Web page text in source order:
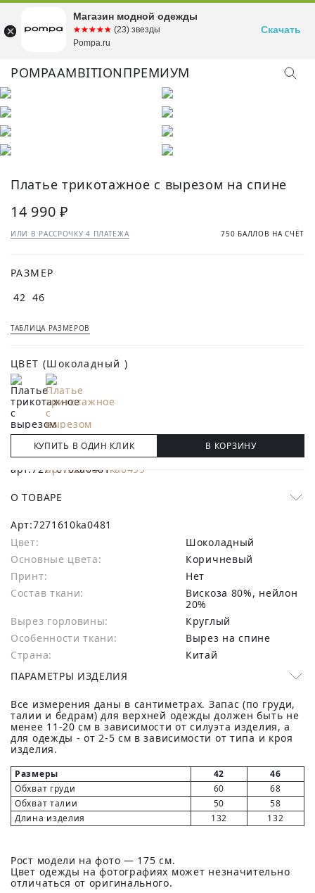
POMPAAMBITIONПРЕМИУМ
Платье трикотажное с вырезом на спине
14 990 ₽
ИЛИ В РАССРОЧКУ 4 ПЛАТЕЖА 750 БАЛЛОВ НА СЧЁТ
РАЗМЕР
42 46
ТАБЛИЦА РАЗМЕРОВ
ЦВЕТ (Шоколадный )
КУПИТЬ В ОДИН КЛИК В КОРЗИНУ
О ТОВАРЕ
Арт:7271610ka0481
Цвет:
Шоколадный
Основные цвета:
коричневый
Принт:
Нет
Состав ткани:
вискоза 80%, нейлон
20%
Вырез горловины:
Круглый
Особенности ткани:
Вырез на спине
Страна:
Китай
ПАРАМЕТРЫ ИЗДЕЛИЯ
Все измерения даны в сантиметрах. Запас (по груди,
талии и бедрам) для верхней одежды должен быть не
менее 11-20 см в зависимости от силуэта изделия, а
для одежды - от 2-5 см в зависимости от типа и кроя
изделия.
Размеры 42
46
Обхват груди
60
68
Обхват талии
50
58
Длина изделия
132 132
Рост модели на фото — 175 см.
Цвет одежды на фотографиях может незначительно
отличаться от оригинального.
Магазин модной одежды
☆☆☆☆☆
★★★★★ (23) звезды
Pompa.ru
Скачать